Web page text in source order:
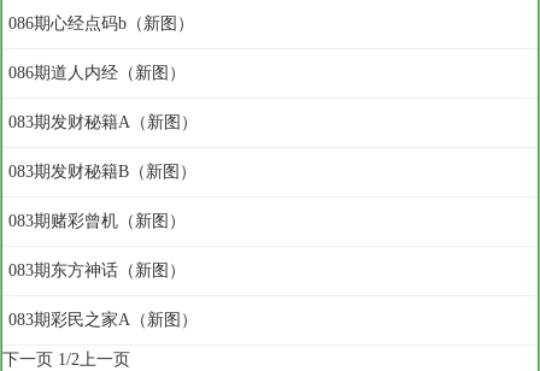
086期心经点码b（新图）
086期道人内经（新图）
083期发财秘籍A（新图）
083期发财秘籍B（新图）
083期赌彩曾机（新图）
083期东方神话（新图）
083期彩民之家A（新图）
下一页 1/2上一页